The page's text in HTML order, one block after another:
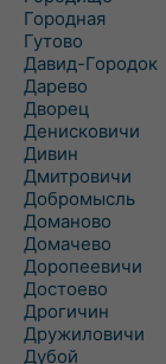
Городная
Гутово
Давид-Городок
Дарево
Дворец
Денисковичи
Дивин
Дмитровичи
Добромысль
Доманово
Домачево
Доропеевичи
Достоево
Дрогичин
Дружиловичи
Дубой